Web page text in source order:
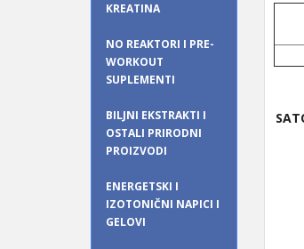
KREATINA
NO REAKTORI I PRE-
WORKOUT
SUPLEMENTI
BILJNI EKSTRAKTI I
OSTALI PRIRODNI
PROIZVODI
ENERGETSKI I
IZOTONIČNI NAPICI I
GELOVI